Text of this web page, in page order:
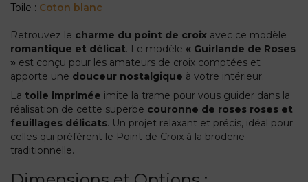
Toile : Coton blanc
Retrouvez le charme du point de croix avec ce modèle
romantique et délicat. Le modèle « Guirlande de Roses
» est conçu pour les amateurs de croix comptées et
apporte une douceur nostalgique à votre intérieur.
La toile imprimée imite la trame pour vous guider dans la
réalisation de cette superbe couronne de roses roses et
feuillages délicats. Un projet relaxant et précis, idéal pour
celles qui préfèrent le Point de Croix à la broderie
traditionnelle.